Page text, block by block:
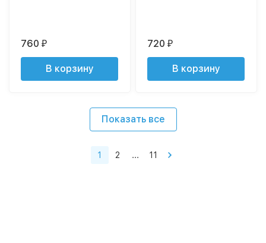
760₽
В корзину
720₽
В корзину
Показать все
1 2 ... 11